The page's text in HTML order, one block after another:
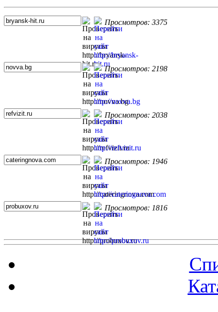
Просмотров: 3375
Просмотров: 2198
Просмотров: 2038
Просмотров: 1946
Просмотров: 1816